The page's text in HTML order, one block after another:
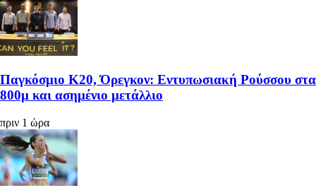
Παγκόσμιο Κ20, Όρεγκον: Εντυπωσιακή Ρούσσου στα
800μ και ασημένιο μετάλλιο
πριν 1 ώρα